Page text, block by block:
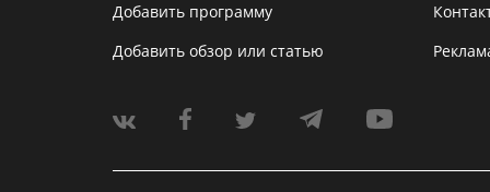
Добавить программу
Добавить обзор или статью